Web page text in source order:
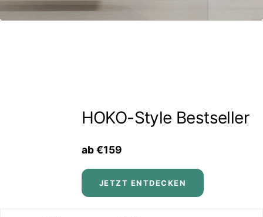
HOKO-Style Bestseller
ab €159
JETZT ENTDECKEN